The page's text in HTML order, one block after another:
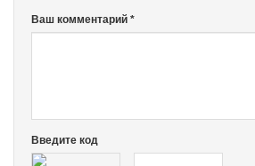
Ваш комментарий *
Введите код